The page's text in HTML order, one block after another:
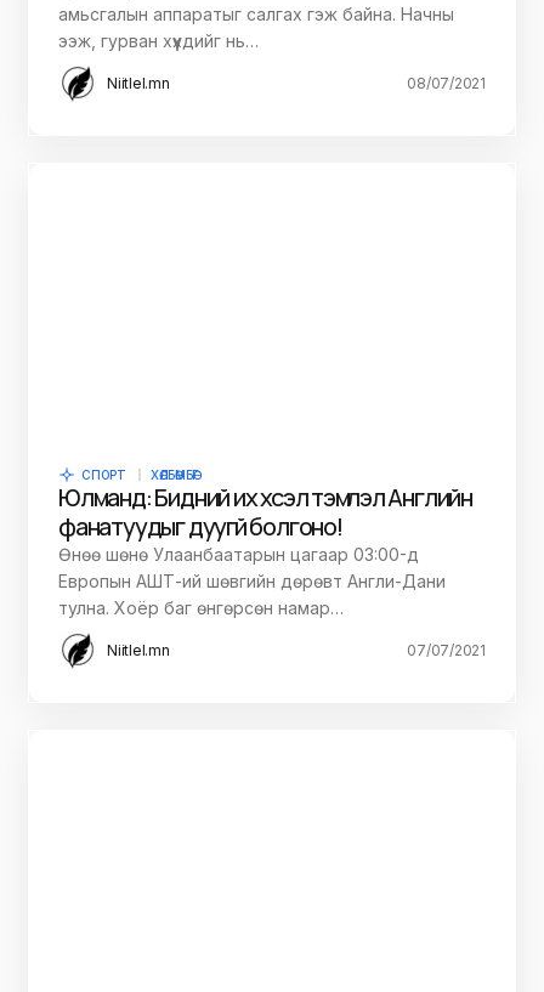
амьсгалын аппаратыг салгах гэж байна. Начны
ээж, гурван хүүхдийг нь…
Niitlel.mn 08/07/2021
СПОРТ ХӨЛБӨМБӨГ
Юлманд: Бидний их хүсэл тэмүүлэл Английн
фанатуудыг дуугүй болгоно!
Өнөө шөнө Улаанбаатарын цагаар 03:00-д
Европын АШТ-ий шөвгийн дөрөвт Англи-Дани
тулна. Хоёр баг өнгөрсөн намар…
Niitlel.mn 07/07/2021